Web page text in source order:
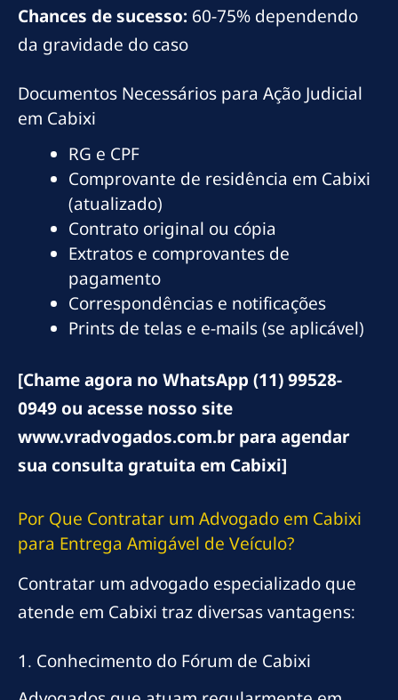
Chances de sucesso: 60-75% dependendo
da gravidade do caso
Documentos Necessários para Ação Judicial
em Cabixi
RG e CPF
Comprovante de residência em Cabixi
(atualizado)
Contrato original ou cópia
Extratos e comprovantes de
pagamento
Correspondências e notificações
Prints de telas e e-mails (se aplicável)
[Chame agora no WhatsApp (11) 99528-
0949 ou acesse nosso site
www.vradvogados.com.br para agendar
sua consulta gratuita em Cabixi]
Por Que Contratar um Advogado em Cabixi
para Entrega Amigável de Veículo?
Contratar um advogado especializado que
atende em Cabixi traz diversas vantagens:
1. Conhecimento do Fórum de Cabixi